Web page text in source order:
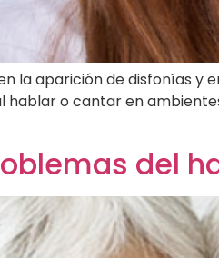
la aparición de disfonías y
hablar o cantar en
del